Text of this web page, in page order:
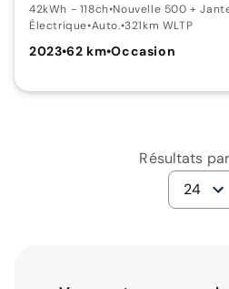
42kWh - 118ch•Nouvelle 500 +
Électrique•Auto.•321km WLTP
2023•62 km•Occasion
Résultats
24